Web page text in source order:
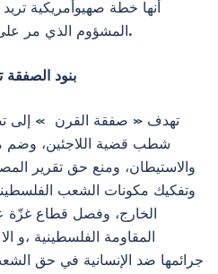
أنها خطة صهيوأمريكية
المشؤوم الذي مر على صدوره قرنا آخرا من الزمن.
بنود الصفقة
تهدف « صفقة القرن » إلى
شطب قضية اللاجئين، وضم
والاستيطان، ومنع حق تقرير
وتفكيك مكونات الشعب
الخارج، وفصل قطاع غزّة
المقاومة الفلسطينية ،و
جرائمها ضد الإنسانية في حق